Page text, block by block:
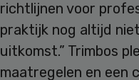
richtlijnen voor
praktijk nog altijd
uitkomst.” Trimbos
maatregelen en een